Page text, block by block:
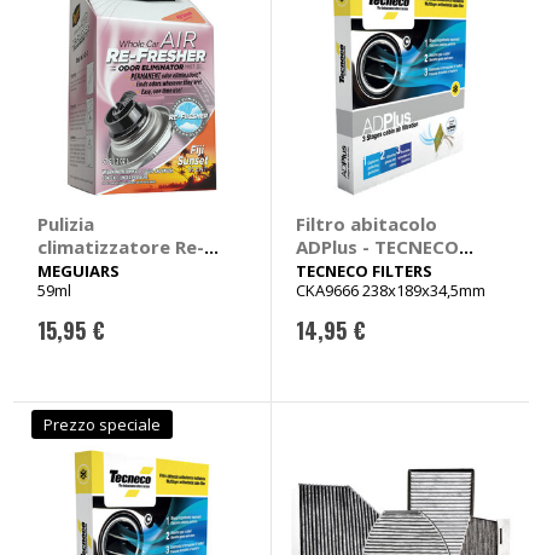
Pulizia
climatizzatore Re-
Fresher Fiji Suns -
MEGUIARS
MEGUIARS
59ml
15,95 €
Filtro abitacolo
ADPlus - TECNECO
FILTERS Ford Fiesta,
Fusion
TECNECO FILTERS
CKA9666 238x189x34,5mm
14,95 €
Prezzo speciale